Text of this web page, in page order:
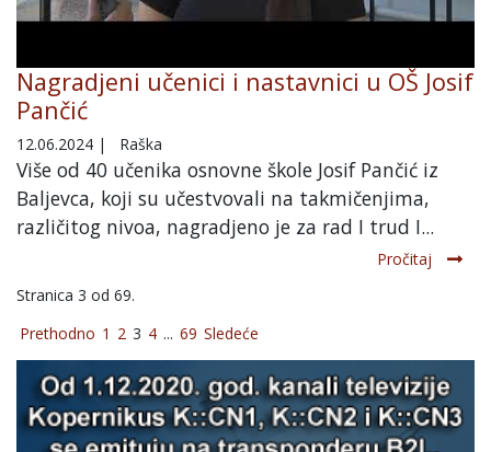
Nagradjeni učenici i nastavnici u OŠ Josif
Pančić
12.06.2024 | Raška
Više od 40 učenika osnovne škole Josif Pančić iz
Baljevca, koji su učestvovali na takmičenjima,
različitog nivoa, nagradjeno je za rad I trud I...
Pročitaj
Stranica 3 od 69.
Prethodno 1 2 3 4 ... 69 Sledeće